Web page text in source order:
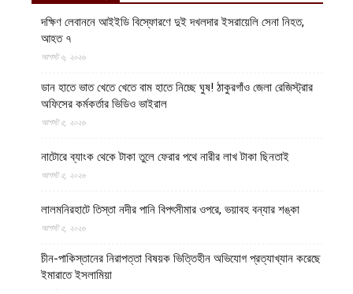
দক্ষিণ লেবাননে আইইডি বিস্ফোরণে দুই দখলদার ইসরায়েলি সেনা নিহত,
আহত ৭
আগস্ট ৬, ২০২৬
ডান হাতে ভাত খেতে খেতে বাম হাতে নিচ্ছে ঘুষ! ঠাকুরগাঁও জেলা রেজিস্ট্রার
অফিসের কর্মকর্তার ভিডিও ভাইরাল
আগস্ট ৫, ২০২৬
নাটোরে ব্যাংক থেকে টাকা তুলে ফেরার পথে নারীর লাখ টাকা ছিনতাই
আগস্ট ৫, ২০২৬
লালমনিরহাটে তিস্তা নদীর পানি বিপৎসীমার ওপরে, ভয়াবহ বন্যার শঙ্কা
আগস্ট ৫, ২০২৬
চীন-পাকিস্তানের নিরাপত্তা বিষয়ক ভিত্তিহীন অভিযোগ প্রত্যাখ্যান করেছে
ইমারাতে ইসলামিয়া